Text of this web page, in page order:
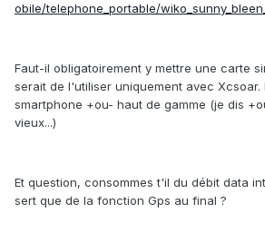
obile/telephone_portable/
Faut-il obligatoirement y mettre une carte
serait de l'utiliser uniquement avec Xcsoar.
smartphone +ou- haut de gamme (je dis
vieux...)
Et question, consommes t'il du débit data
sert que de la fonction Gps au final ?